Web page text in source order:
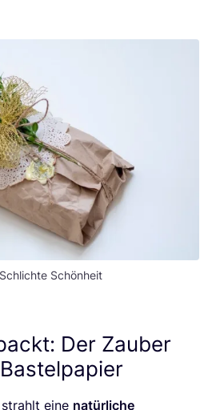
Schönheit
Der Zauber
strahlt eine natür­li­che